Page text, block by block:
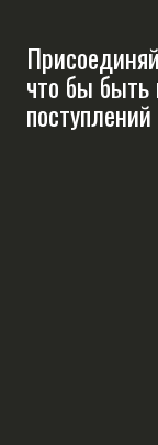
что бы быть
поступлений